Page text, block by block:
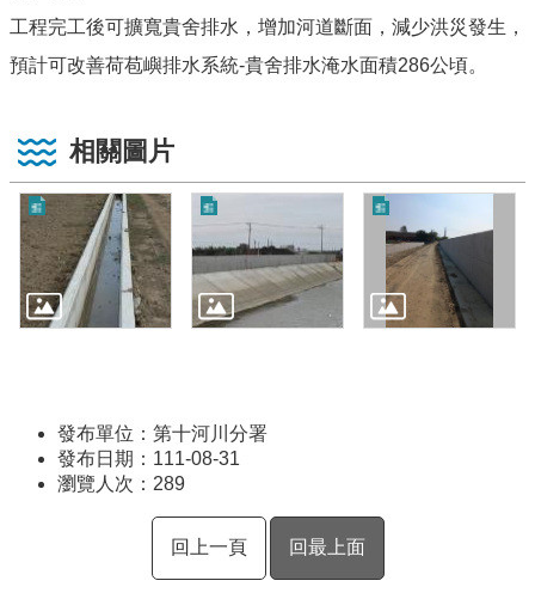
工程完工後可擴寬貴舍排水，增加河道斷面，減少洪災發生，
預計可改善荷苞嶼排水系統-貴舍排水淹水面積286公頃。
相關圖片
發布單位：第十河川分署
發布日期：111-08-31
瀏覽人次： 289
回上一頁 回最上面